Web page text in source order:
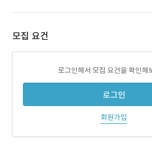
모집 요건
로그인해서 모집 요건을 확인해
로그인
회원가입